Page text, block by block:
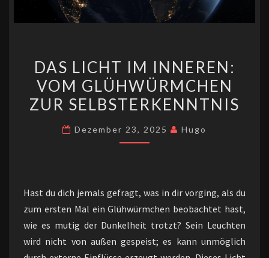
LICHT
IM
INNEREN:
GLÜHWÜRMCHEN
DAS LICHT IM INNEREN:
VOM GLÜHWÜRMCHEN
ZUR SELBSTERKENNTNIS
Dezember 23, 2025 Hugo
Hast du dich jemals gefragt, was in dir vorging, als du
zum ersten Mal ein Glühwürmchen beobachtet hast,
wie es mutig der Dunkelheit trotzt? Sein Leuchten
wird nicht von außen gespeist; es kann unmöglich